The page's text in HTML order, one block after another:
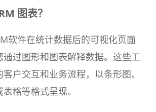
图表？
软件在统计数据后的可视化页面
通过图形和图表解释数据。这些工
户交互和业务流程，以条形图、
格等格式呈现。